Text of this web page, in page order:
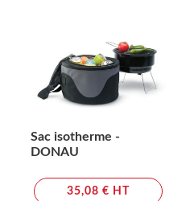
Sac isotherme -
DONAU
35,08 € HT